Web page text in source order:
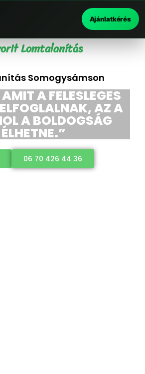
Ajánlatkérés
Lomtalanítás
Somogysámson
A FELESLEGES
AZ A
A BOLDOGSÁG
ÉLHETNE.”
06 70 426 44 36